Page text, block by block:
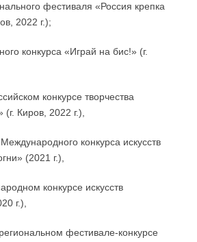
фестиваля «Россия крепка
2022 г.);
конкурса «Играй на бис!» (г.
конкурсе творчества
Киров, 2022 г.),
конкурса искусств
(2021 г.),
конкурсе искусств
г.),
фестивале-конкурсе